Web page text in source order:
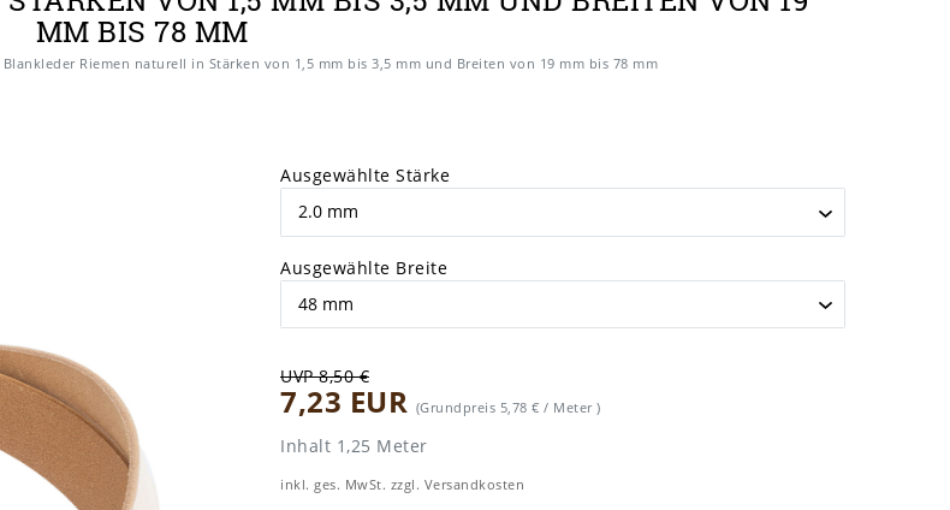
MM BIS 78 MM
Blankleder Riemen naturell in Stärken von 1,5 mm bis 3,5 mm und Breiten von 19 mm bis 78 mm
Ausgewählte Stärke
Ausgewählte Breite
UVP 8,50 €
7,23 EUR (Grundpreis 5,78 € / Meter )
Inhalt 1,25 Meter
inkl. ges. MwSt. zzgl. Versandkosten